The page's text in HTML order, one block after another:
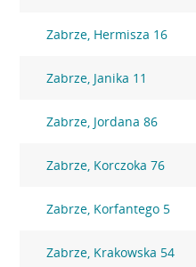
Zabrze, Hermisza 16
Zabrze, Janika 11
Zabrze, Jordana 86
Zabrze, Korczoka 76
Zabrze, Korfantego 5
Zabrze, Krakowska 54